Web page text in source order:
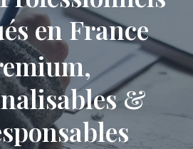
en France
&